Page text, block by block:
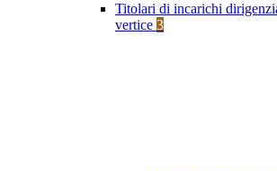
Titolari di incarichi
vertice 3